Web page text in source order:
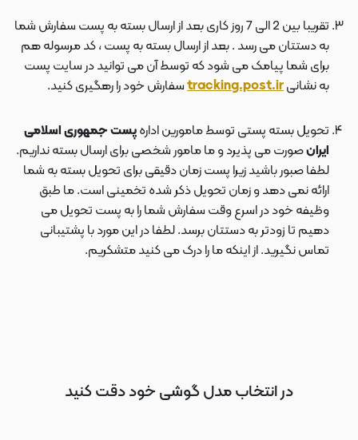
تقریبا بین 2 الی 7 روز کاری بعد از ارسال بسته به پست سفارش شما
به دستتان می رسد . بعد از ارسال بسته به پست ، کد مرسوله هم
برای شما پیامک می شود که توسط آن می توانید در سایت پست
به نشانیtracking.post.irسفارش خود را رهگیری کنید.
تحویل بسته پستی توسط مامورین ادارهپست جمهوری اسلامی
ایرانصورت می پذیرد و ما مامور شخصی برای ارسال بسته نداریم.
لطفا صبور باشید زیرا پست زمان دقیقی برای تحویل بسته به شما
ارائه نمی دهد و زمان تحویل ذکر شده تخمینی است. ما طبق
وظیفه خود در اسرع وقت سفارش شما را به پست تحویل می
دهیم تا زودتر به دستتان برسد. لطفا در این مورد با پشتیبانی
تماس نگیرید. از اینکه ما را درک می کنید متشکریم.
در انتخاب مدل گوشی خود دقت کنید